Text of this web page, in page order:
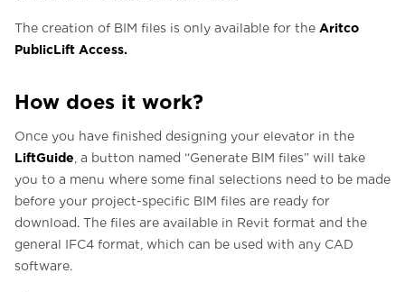
The creation of BIM files is only available for the Aritco
PublicLift Access.
How does it work?
Once you have finished designing your elevator in the
LiftGuide , a button named “Generate BIM files” will take
you to a menu where some final selections need to be made
before your project-specific BIM files are ready for
download. The files are available in Revit format and the
general IFC4 format, which can be used with any CAD
software.